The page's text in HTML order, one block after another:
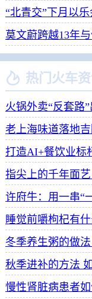
“北青交”下月以
莫文蔚跨越13年
 热门火车
老上海味道落地
打造AI+餐饮业标
睡觉前嚼枸杞有
冬季养生粥的做
秋季进补的方法
慢性肾脏病患者